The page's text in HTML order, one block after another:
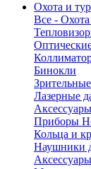
Охота и
Все -
Бинокли
Лазерные
Приборы
Кольца и
Наушники